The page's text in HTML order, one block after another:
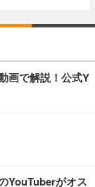
画で解説！公式Y
YouTuberがオス